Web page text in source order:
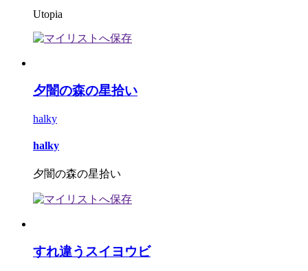
Utopia
夕闇の森の星拾い
halky
halky
夕闇の森の星拾い
すれ違うスイヨウビ